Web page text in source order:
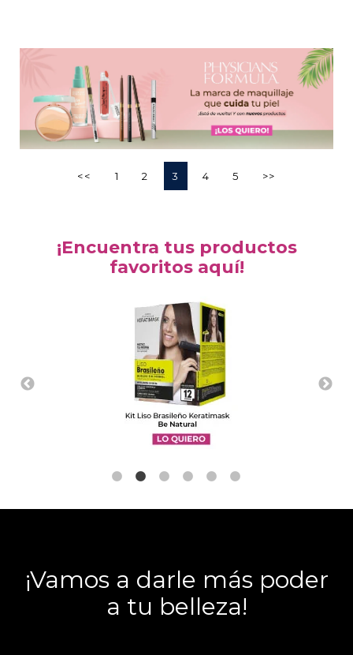
<< 1 2 3 4 5 >>
¡Encuentra tus productos
favoritos aquí!
¡Vamos a darle más poder
a tu belleza!